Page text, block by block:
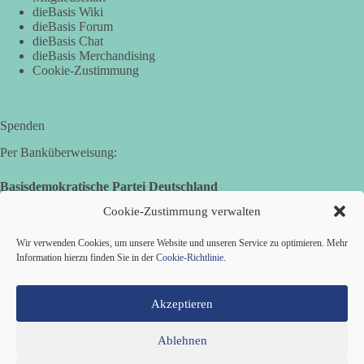
Cookie-Zustimmung verwalten
Wir verwenden Cookies, um unsere Website und unseren Service zu optimieren. Mehr
Information hierzu finden Sie in der Cookie-Richtlinie.
Akzeptieren
Ablehnen
Demonstration mit dem Motto „Russland ist nicht unser
Feind“ statt.
Hier ein Auszug aus der Rede von der
Bundestagsabgeordneten Sevim Dağdelen (BSW).
Revanchismus!“
👉 Hier geht es zum vollständigen Video:
si=2b_C6GgNY9EB-rXw
❤️ Wir freuen uns über deine Unterstützung:
#russandistnichtunserFeind
dieBasis Wiki
dieBasis Forum
dieBasis Chat
dieBasis Merchandising
Cookie-Zustimmung
Spenden
Per Banküberweisung:
Basisdemokratische Partei Deutschland
IBAN: DE16 6539 0120 0434 1370 06
BIC: GENODES1EBI